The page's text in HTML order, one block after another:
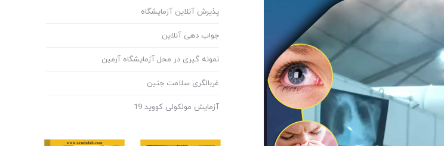
پذیرش آنلاین آزمایشگاه
جواب دهی آنلاین
نمونه گیری در محل آزمایشگاه آرمین
غربالگری سلامت جنین
آزمایش مولکولی کووید 19